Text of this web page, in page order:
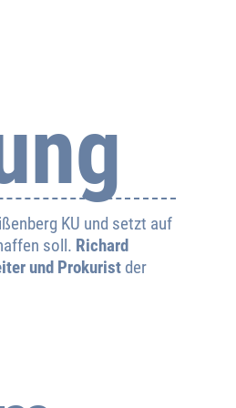
KU und setzt auf
soll. Richard
und Prokurist der